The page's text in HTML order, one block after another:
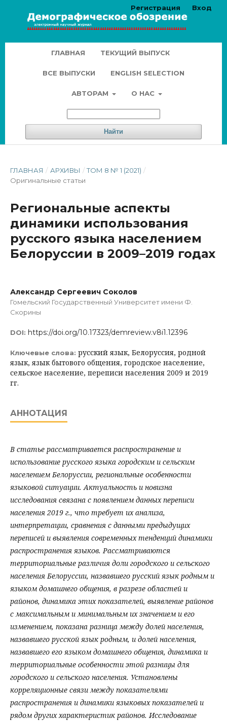
ГЛАВНАЯ ТЕКУЩИЙ ВЫПУСК
ВСЕ ВЫПУСКИ ENGLISH SELECTION
АВТОРАМ О НАС
Найти
Регистрация Вход
ГЛАВНАЯ / АРХИВЫ / ТОМ 8 № 1 (2021) /
Оригинальные статьи
Региональные аспекты
динамики использования
русского языка населением
Белоруссии в 2009–2019 годах
Александр Сергеевич Соколов
Гомельский Государственный Университет имени Ф.
Скорины
DOI: https://doi.org/10.17323/demreview.v8i1.12396
Ключевые слова: русский язык, Белоруссия, родной
язык, язык бытового общения, городское население,
сельское население, переписи населения 2009 и 2019
гг.
АННОТАЦИЯ
В статье рассматривается распространение и
использование русского языка городским и сельским
населением Белоруссии, региональные особенности
языковой ситуации. Актуальность и новизна
исследования связана с появлением данных переписи
населения 2019 г., что требует их анализа,
интерпретации, сравнения с данными предыдущих
переписей и выявления современных тенденций динамики
распространения языков. Рассматриваются
территориальные различия доли городского и сельского
населения Белоруссии, назвавшего русский язык родным и
языком домашнего общения, в разрезе областей и
районов, динамика этих показателей, выявление районов
с максимальным и минимальным их значением и его
изменением, показана разница между долей населения,
назвавшего русской язык родным, и долей населения,
назвавшего его языком домашнего общения, динамика и
территориальные особенности этой разницы для
городского и сельского населения. Установлены
корреляционные связи между показателями
распространения и динамики языковых показателей и
рядом других характеристик районов. Исследование